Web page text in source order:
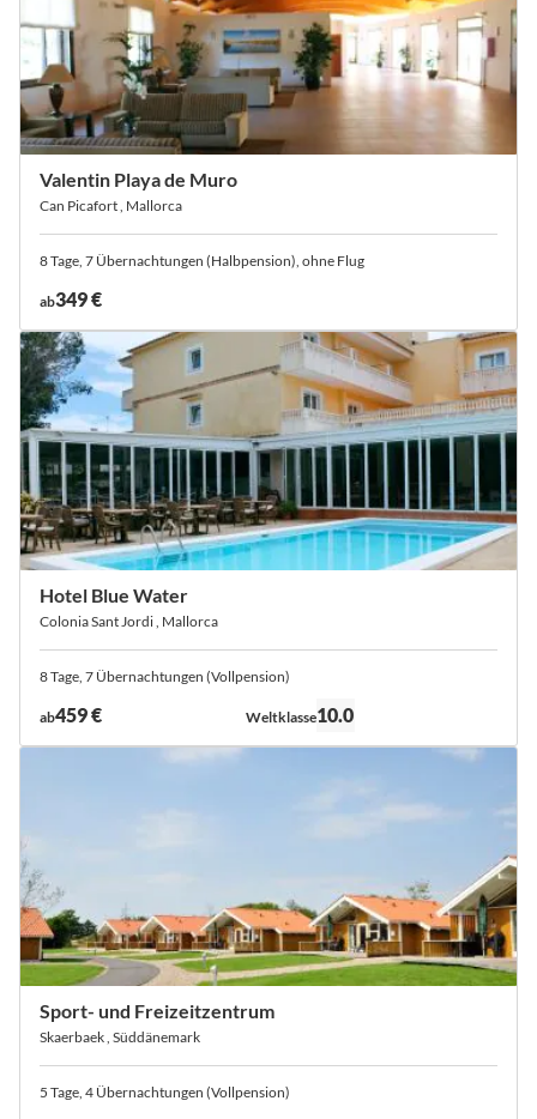
Valentin Playa de Muro
Can Picafort , Mallorca
8 Tage, 7 Übernachtungen (Halbpension), ohne Flug
ab349 €
Hotel Blue Water
Colonia Sant Jordi , Mallorca
8 Tage, 7 Übernachtungen (Vollpension)
ab459 € Bewertung:
Weltklasse10.0
Sport- und Freizeitzentrum
Skaerbaek , Süddänemark
5 Tage, 4 Übernachtungen (Vollpension)